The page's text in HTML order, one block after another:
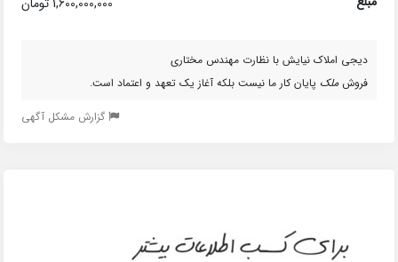
دیجی املاک نیایش با نظارت مهندس مختاری
فروشملک پایان کار ما نیست بلکه آغاز یک تعهد و اعتماد است.
گزارش مشکل آگهی